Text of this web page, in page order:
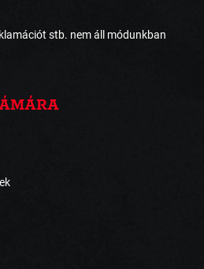
stb. nem áll módunkban